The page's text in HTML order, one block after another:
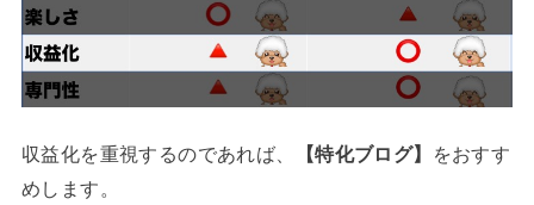
収益化を重視するのであれば、 【特化ブログ】
をおすす
めします。